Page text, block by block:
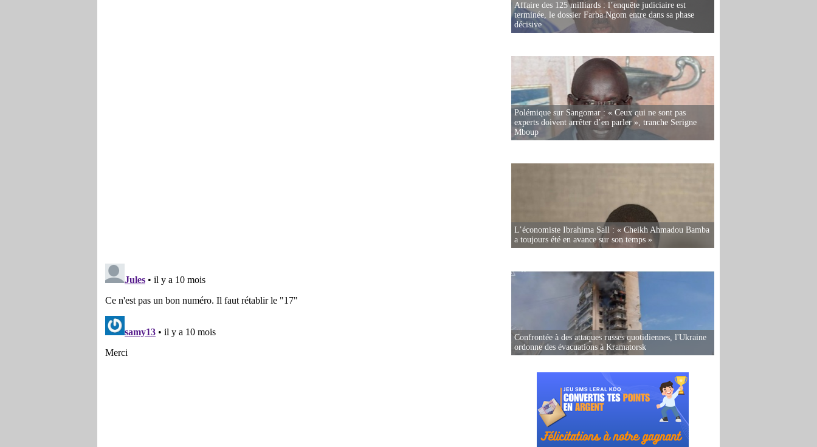
Affaire des 125 milliards : l’enquête judiciaire est
terminée, le dossier Farba Ngom entre dans sa phase
décisive
Polémique sur Sangomar : « Ceux qui ne sont pas
experts doivent arrêter d’en parler », tranche Serigne
Mboup
L’économiste Ibrahima Sall : « Cheikh Ahmadou Bamba
a toujours été en avance sur son temps »
Confrontée à des attaques russes quotidiennes, l'Ukraine
ordonne des évacuations à Kramatorsk